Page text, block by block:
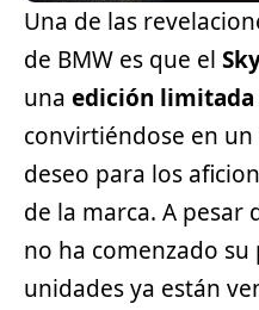
Una de las
de BMW es que el
una edición limitada
convirtiéndose en
deseo para los
de la marca. A pesar
no ha comenzado
unidades ya están